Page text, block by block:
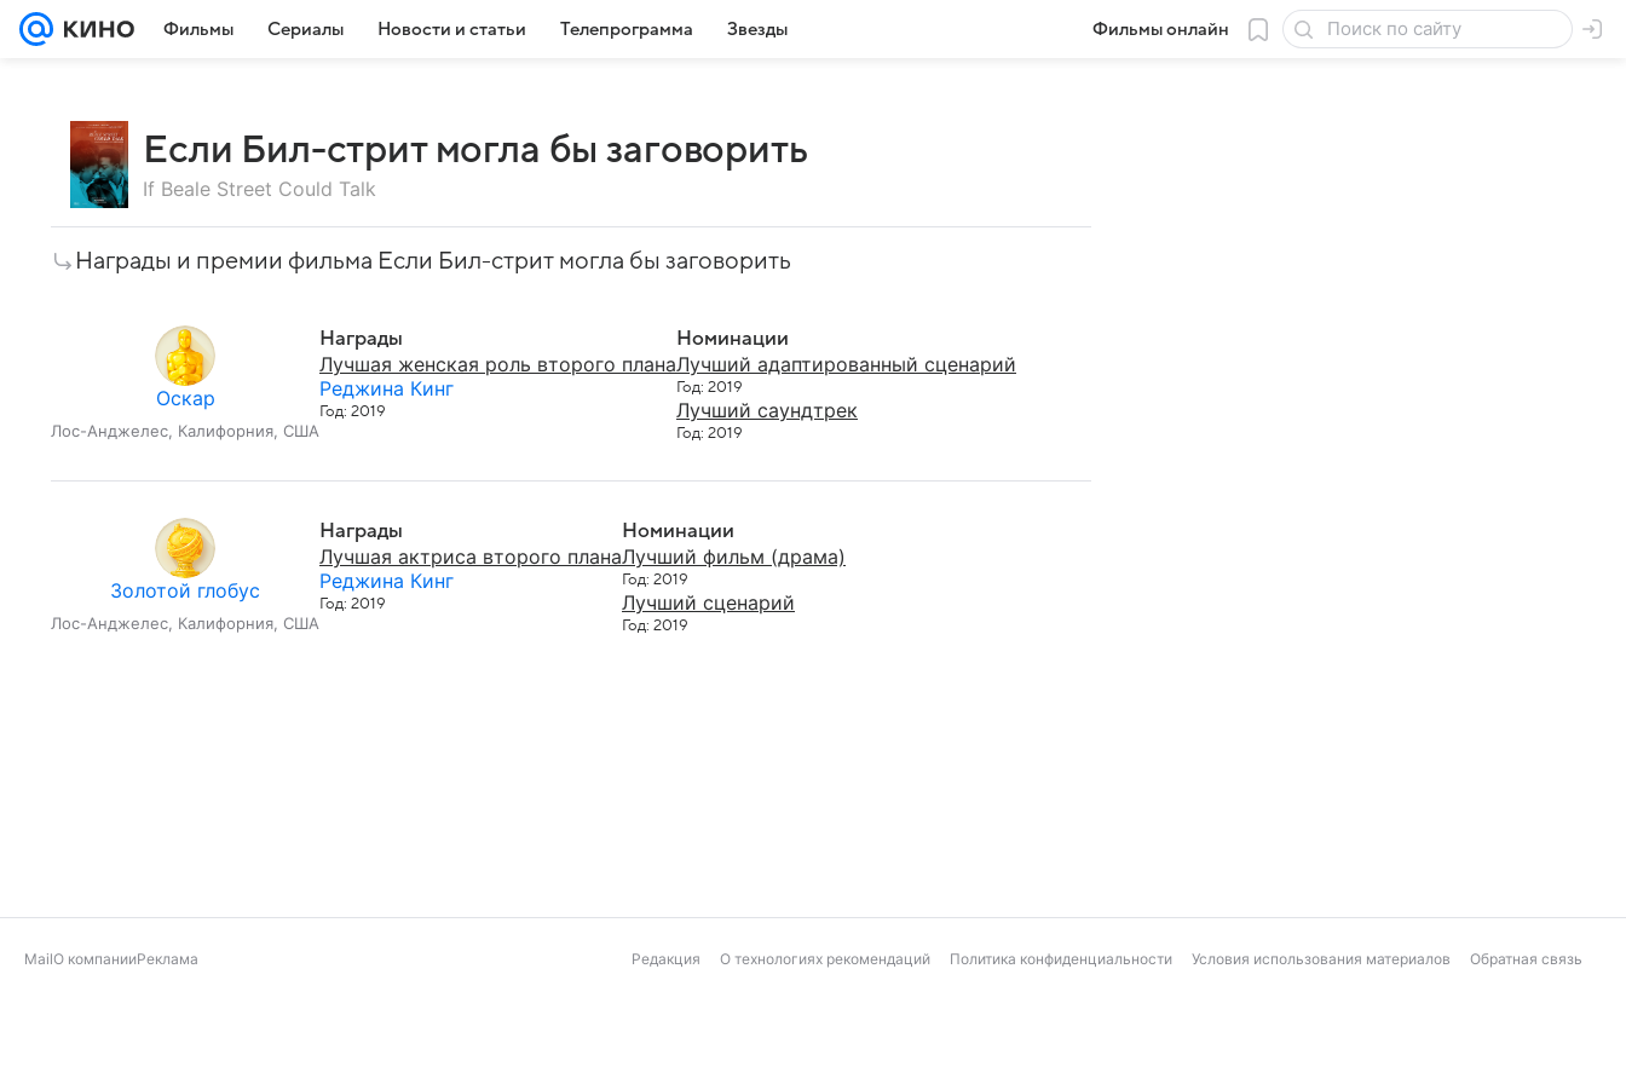
Фильмы Сериалы Новости и статьи Телепрограмма Звезды Фильмы онлайн
Если Бил-стрит могла бы заговорить
If Beale Street Could Talk
Награды и премии фильма Если Бил-стрит могла бы заговорить
Оскар
Лос-Анджелес, Калифорния, США
Награды
Лучшая женская роль второго плана
Реджина Кинг
Год: 2019
Номинации
Лучший адаптированный сценарий
Год: 2019
Лучший саундтрек
Год: 2019
Золотой глобус
Лос-Анджелес, Калифорния, США
Награды
Лучшая актриса второго плана
Реджина Кинг
Год: 2019
Номинации
Лучший фильм (драма)
Год: 2019
Лучший сценарий
Год: 2019
MailО компанииРеклама Редакция О технологиях рекомендаций Политика конфиденциальности Условия использования материалов Обратная связь